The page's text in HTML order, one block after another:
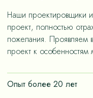
Наши проектировщики
проект, полностью
пожелания. Проявляем
проект к особенностям
Опыт более 20 лет